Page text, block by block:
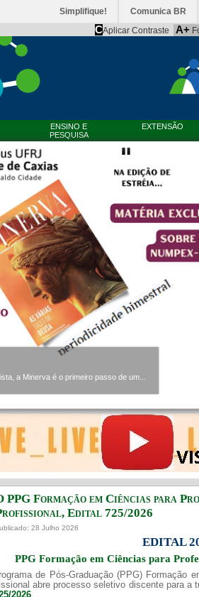
Simplifique! Comunica BR
CAplicar Contraste A+
ENSINO E
PESQUISA
EXTENSÃO
a Minerva é o primeiro passo de um...
PPG Formação em Ciências para
Edital ​725/202​6
28 Julho 2026
EDITAL
PPG Formação em Ciências para
de Pós-Graduação (PPG) Formação
abre processo seletivo discente para a
2026.